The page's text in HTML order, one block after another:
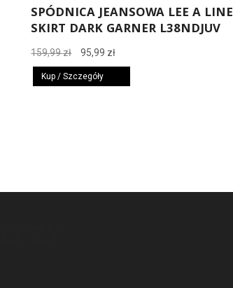
SPÓDNICA JEANSOWA LEE A LINE
SKIRT DARK GARNER L38NDJUV
159,99zł
Pierwotna
cena
wynosiła:
95,99 złAktualna
cena
wynosi:
Kup / Szczegóły